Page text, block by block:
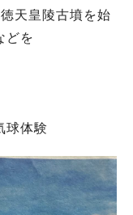
天皇陵古墳を始
どを
球体験